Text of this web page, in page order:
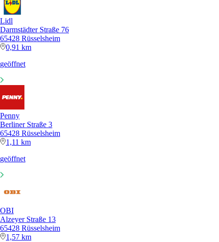
Lidl
Darmstädter Straße 76
65428 Rüsselsheim
0,91 km
geöffnet
Penny
Berliner Straße 3
65428 Rüsselsheim
1,11 km
geöffnet
OBI
Alzeyer Straße 13
65428 Rüsselsheim
1,57 km